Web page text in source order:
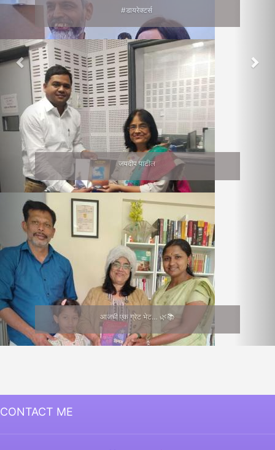
#डायरेक्टर्स
जयदीप पाटील
आजची एक ग्रेट भेट… 🌿📚
CONTACT ME